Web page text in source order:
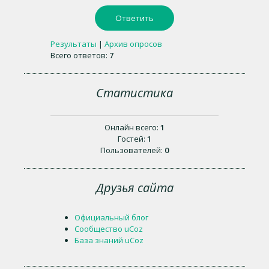
Результаты | Архив опросов
Всего ответов: 7
Статистика
Онлайн всего: 1
Гостей: 1
Пользователей: 0
Друзья сайта
Официальный блог
Сообщество uCoz
База знаний uCoz